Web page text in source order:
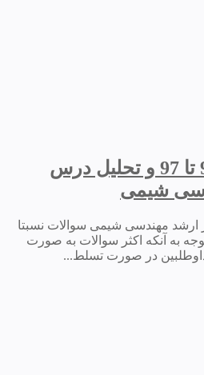
بودجه بندی سال 92 تا 97 و تحلیل درس
شیمی
ارشد مهندسی شیمی سوالات نسبتا
به آنکه اکثر سوالات به صورت
داوطلبین در صورت تسلط...